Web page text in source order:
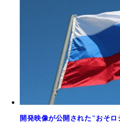
開発映像が公開された"おそ